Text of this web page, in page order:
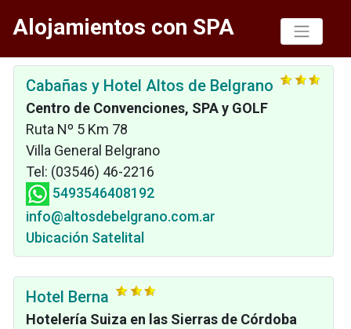
Alojamientos con SPA
Cabañas y Hotel Altos de Belgrano
Centro de Convenciones, SPA y GOLF
Ruta Nº 5 Km 78
Villa General Belgrano
Tel: (03546) 46-2216
5493546408192
info@altosdebelgrano.com.ar
Ubicación Satelital
Hotel Berna
Hotelería Suiza en las Sierras de Córdoba